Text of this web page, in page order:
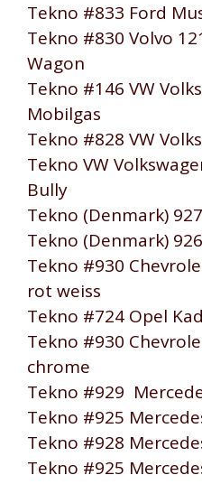
Tekno #833 Ford
Tekno #830 Volvo
Wagon
Tekno #146 VW
Mobilgas
Tekno #828 VW
Tekno VW
Bully
Tekno (Denmark)
Tekno (Denmark)
Tekno #930
rot weiss
Tekno #724 Opel
Tekno #930
chrome
Tekno #929
Tekno #925
Tekno #928
Tekno #925